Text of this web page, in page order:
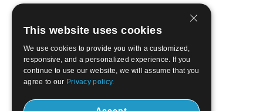
This website uses cookies
We use cookies to provide you with a customized,
responsive, and a personalized experience. If you
continue to use our website, we will assume that you
agree to our Privacy policy.